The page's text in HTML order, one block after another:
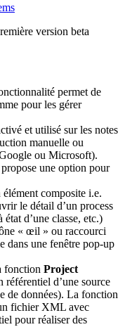
version beta
permet de
pour les gérer
et utilisé sur les notes
manuelle ou
ou Microsoft).
une option pour
élément composite i.e.
le détail d’un process
d’une classe, etc.)
« œil » ou raccourci
dans une fenêtre pop-up
fonction Project
référentiel d’une source
de données). La fonction
fichier XML avec
pour réaliser des